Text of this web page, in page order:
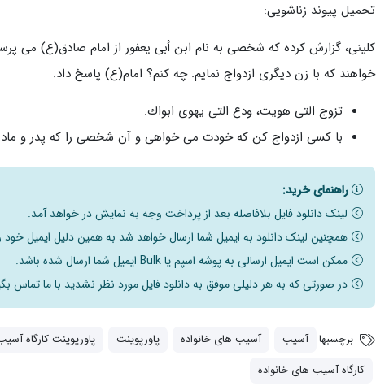
تحمیل پیوند زناشویی:
كلینی، گزارش كرده كه شخصی به نام ابن أبی یعفور از امام صادق(ع) می
خواهند كه با زن دیگری ازدواج نمایم. چه كنم؟ امام(ع) پاسخ داد.
تزوج التی هویت، ودع التی یهوی ابواك.
با كسی ازدواج كن كه خودت می خواهی و آن شخصی را كه پدر و
راهنمای خرید:
لینک دانلود فایل بلافاصله بعد از پرداخت وجه به نمایش در خواهد آمد.
همچنین لینک دانلود به ایمیل شما ارسال خواهد شد به همین دلیل ایمیل خود
ممکن است ایمیل ارسالی به پوشه اسپم یا Bulk ایمیل شما ارسال شده باشد.
در صورتی که به هر دلیلی موفق به دانلود فایل مورد نظر نشدید با ما تماس
برچسبها آسیب آسیب های خانواده پاورپوینت پاورپوینت کارگاه
کارگاه آسیب های خانواده